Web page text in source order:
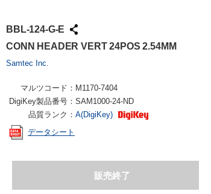
BBL-124-G-E
CONN HEADER VERT 24POS 2.54MM
Samtec Inc.
マルツコード： M1170-7404
DigiKey製品番号： SAM1000-24-ND
品質ランク： A(DigiKey)
データシート